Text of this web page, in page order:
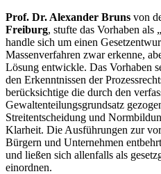
Prof. Dr. Alexander Bruns von
Freiburg, stufte das Vorhaben als
handle sich um einen
Massenverfahren zwar erkenne,
Lösung entwickle. Das Vorhaben
den Erkenntnissen der
berücksichtige die durch den
Gewaltenteilungsgrundsatz
Streitentscheidung und
Klarheit. Die Ausführungen zur
Bürgern und Unternehmen
und ließen sich allenfalls als
einordnen.